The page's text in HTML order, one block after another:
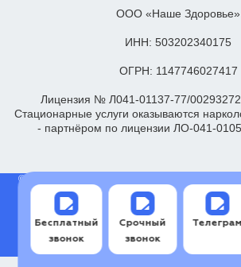
ООО «Наше Здоровье»
ИНН: 503202340175
ОГРН: 1147746027417
Лицензия № Л041-01137-77/
Стационарные услуги оказываются
- партнёром по лицензии ЛО-041-
© Клиника “Трезвый курс“, 2002-2026.
на сайте предназначена для поддержки, а
существующих отношений между пациентом
Информация на сайте не является публичной
сайт принадлежат частной коммерческой
размещается реклама.
Сайт использует cookies
Бесплатный
звонок
Срочный
звонок
Телеграм